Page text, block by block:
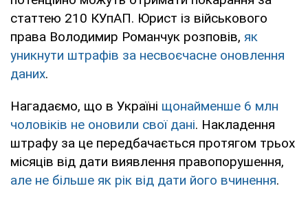
статтею 210 КУпАП. Юрист із військового
права Володимир Романчук розповів, як
уникнути штрафів за несвоєчасне оновлення
даних.
Нагадаємо, що в Україні щонайменше 6 млн
чоловіків не оновили свої дані. Накладення
штрафу за це передбачається протягом трьох
місяців від дати виявлення правопорушення,
але не більше як рік від дати його вчинення.